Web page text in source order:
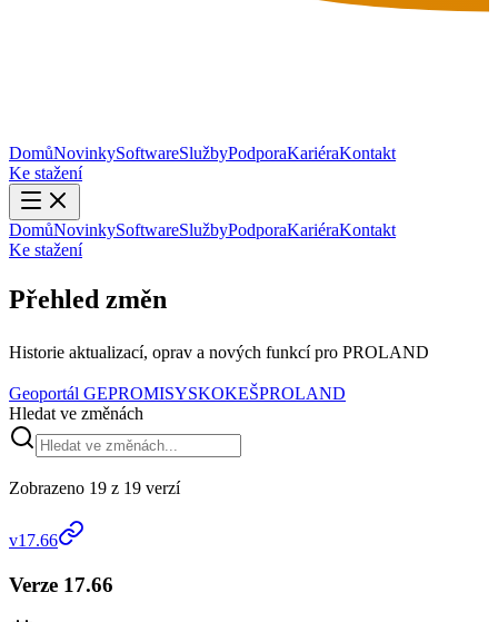
DomůNovinkySoftwareSlužbyPodporaKariéraKontakt
Ke stažení
DomůNovinkySoftwareSlužbyPodporaKariéraKontakt
Ke stažení
Přehled změn
Historie aktualizací, oprav a nových funkcí pro PROLAND
Geoportál GEPROMISYSKOKEŠPROLAND
Hledat ve změnách
Zobrazeno 19 z 19 verzí
v17.66
Verze 17.66